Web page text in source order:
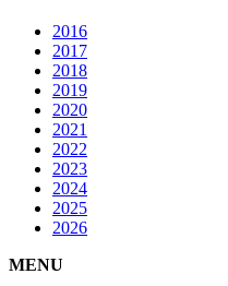
2016
2017
2018
2019
2020
2021
2022
2023
2024
2025
2026
MENU